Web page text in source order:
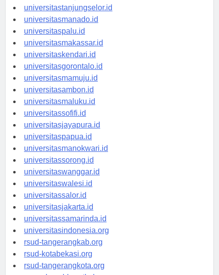
universitasbanjarbaru.id
universitastanjungselor.id
universitasmanado.id
universitaspalu.id
universitasmakassar.id
universitaskendari.id
universitasgorontalo.id
universitasmamuju.id
universitasambon.id
universitasmaluku.id
universitassofifi.id
universitasjayapura.id
universitaspapua.id
universitasmanokwari.id
universitassorong.id
universitaswanggar.id
universitaswalesi.id
universitassalor.id
universitasjakarta.id
universitassamarinda.id
universitasindonesia.org
rsud-tangerangkab.org
rsud-kotabekasi.org